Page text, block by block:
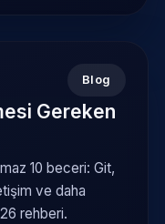
Blog
Gereken
10 beceri: Git,
ve daha
rehberi.